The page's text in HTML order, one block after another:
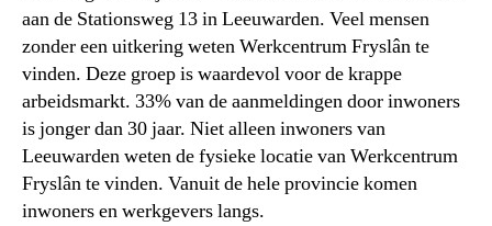
aan de Stationsweg 13 in Leeuwarden. Veel mensen
zonder een uitkering weten Werkcentrum Fryslân te
vinden. Deze groep is waardevol voor de krappe
arbeidsmarkt. 33% van de aanmeldingen door inwoners
is jonger dan 30 jaar. Niet alleen inwoners van
Leeuwarden weten de fysieke locatie van Werkcentrum
Fryslân te vinden. Vanuit de hele provincie komen
inwoners en werkgevers langs.